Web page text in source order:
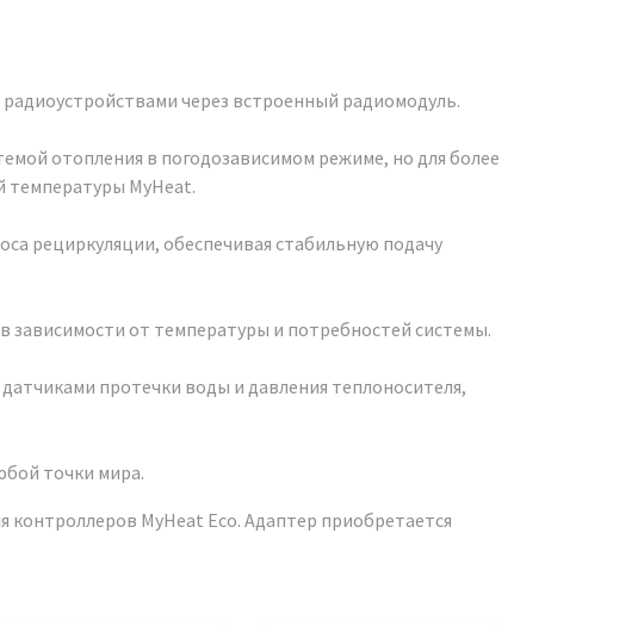
через встроенный радиомодуль.
отопления в погодозависимом режиме, но для более
температуры MyHeat.
рециркуляции, обеспечивая стабильную подачу
от температуры и потребностей системы.
протечки воды и давления теплоносителя,
точки мира.
MyHeat Eco. Адаптер приобретается